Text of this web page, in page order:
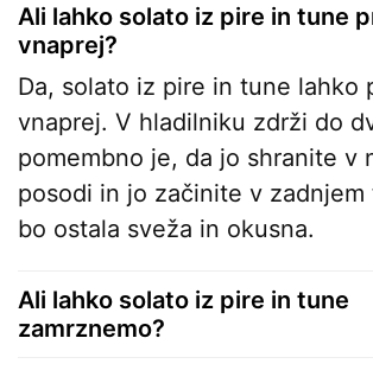
Ali lahko solato iz pire in tune
vnaprej?
Da, solato iz pire in tune lahko
vnaprej. V hladilniku zdrži do
pomembno je, da jo shranite v
posodi in jo začinite v
bo ostala sveža in okusna.
Ali lahko solato iz pire in tune
zamrznemo?